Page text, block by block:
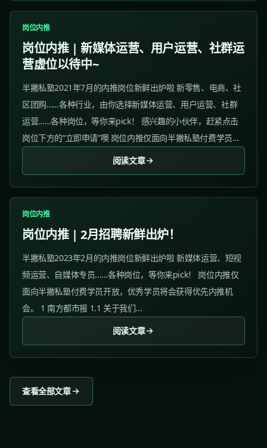
岗位内推
岗位内推 | 新媒体运营、用户运营、社群运
营虚位以待中~
半撇私塾2021年7月的内推岗位新鲜出炉啦 新零售、电商、社
区团购……各种行业，由你选择新媒体运营、用户运营、社群
运营……各种岗位，等你来pick！ 感兴趣的小伙伴，赶紧点击
岗位下方的“立即申请”噢 岗位内推仅面向半撇私塾付费学员开
放，优秀学员将会获得优先内推机会。 01 倞永科技（南京）
有限公司 1、关于我们...
阅读文章
岗位内推
岗位内推 | 2月招聘新鲜出炉！
半撇私塾2023年2月的内推岗位新鲜出炉啦 新媒体运营、短视
频运营、自媒体专员......各种岗位，等你来pick！ 岗位内推仅
面向半撇私塾付费学员开放，优秀学员将会获得优先内推机
会。 1 南方都市报 1.1 关于我们...
阅读文章
查看全部文章